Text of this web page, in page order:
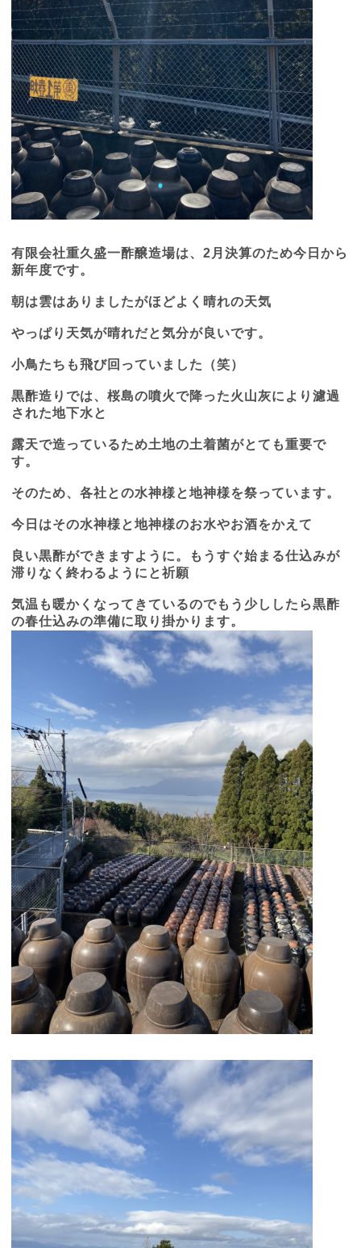
有限会社重久盛一酢醸造場は、2月決算のため今日から
新年度です。
朝は雲はありましたがほどよく晴れの天気
やっぱり天気が晴れだと気分が良いです。
小鳥たちも飛び回っていました（笑）
黒酢造りでは、桜島の噴火で降った火山灰により濾過
された地下水と
露天で造っているため土地の土着菌がとても重要で
す。
そのため、各社との水神様と地神様を祭っています。
今日はその水神様と地神様のお水やお酒をかえて
良い黒酢ができますように。もうすぐ始まる仕込みが
滞りなく終わるようにと祈願
気温も暖かくなってきているのでもう少ししたら黒酢
の春仕込みの準備に取り掛かります。